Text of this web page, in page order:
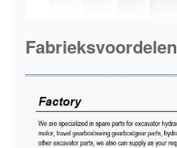
Fabrieksvoordelen